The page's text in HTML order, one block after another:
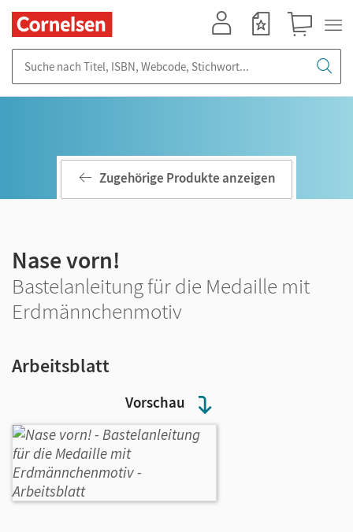
Vorschau
Zugehörige Produkte anzeigen
Nase vorn!
Bastelanleitung für die Medaille mit
Erdmännchenmotiv
Arbeitsblatt